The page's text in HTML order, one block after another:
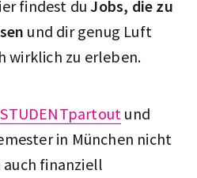
findest du Jobs, die zu
und dir genug Luft
wirklich zu erleben.
und
in München nicht
auch finanziell